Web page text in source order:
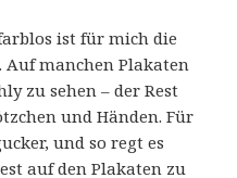
ist für mich die
Auf manchen Plakaten
zu sehen – der Rest
und Händen. Für
und so regt es
auf den Plakaten zu